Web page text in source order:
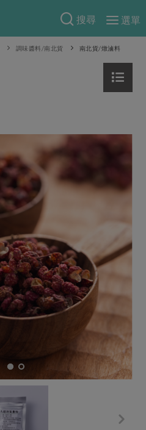
搜尋
選單
乳製品
米麵雜糧
水產
沖泡飲品
一籃菜真心話
合作聯合國
生活提案
親子食育
支持本土農糧
能源議題
減塑減廢
食農教育
調味醬料/南北貨 南北貨/燉滷料